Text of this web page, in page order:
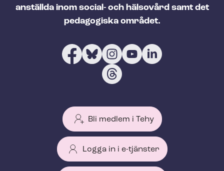
anställda inom social- och hälsovård samt det
pedagogiska området.
Bli medlem i Tehy
Logga in i e-tjänster